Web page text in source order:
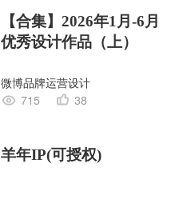
【合集】2026年1月-6月
优秀设计作品（上）
微博品牌运营设计
715
38
羊年IP(可授权)